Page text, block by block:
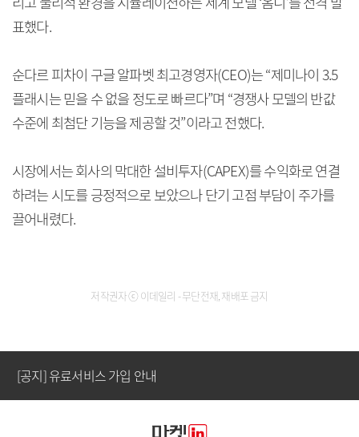
표했다.
순다르 피차이 구글 알파벳 최고경영자(CEO)는 “제미나이 3.5
플래시는 믿을 수 없을 정도로 빠르다”며 “경쟁사 모델의 반값
수준에 최첨단 기능을 제공할 것”이라고 전했다.
시장에서는 회사의 막대한 설비투자(CAPEX)를 수익화로 연결
하려는 시도를 긍정적으로 보았으나 단기 고점 부담이 주가를
끌어내렸다.
저작권자 ⓒ 이데일리 - 무단전재, 재배포 금지
[공지] 유료서비스 가입 안내
[공지] 새로워진 마켓인, 성공투자 창을 열다